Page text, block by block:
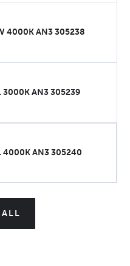
4000K AN3 305238
3000K AN3 305239
4000K AN3 305240